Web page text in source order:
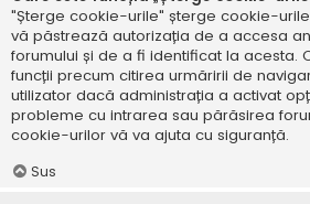
"Șterge cookie-urile" șterge cookie-
vă păstrează autorizația de a accesa
forumului și de a fi identificat la acesta.
funcții precum citirea urmăririi de
utilizator dacă administrația a activat
probleme cu intrarea sau părăsirea
cookie-urilor vă va ajuta cu siguranță.
Sus